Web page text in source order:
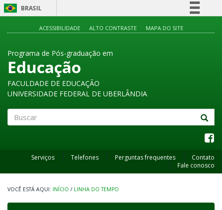
BRASIL
Canais
ACESSIBILIDADE ALTO CONTRASTE MAPA DO SITE
Programa de Pós-graduação em
Educação
FACULDADE DE EDUCAÇÃO
UNIVERSIDADE FEDERAL DE UBERLÂNDIA
Serviços Telefones Perguntas frequentes
Contato
Fale conosco
INÍCIO / LINHA DO TEMPO